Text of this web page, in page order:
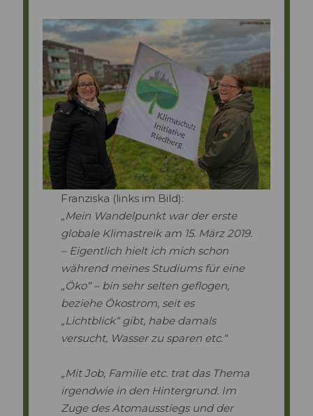
Franziska (links im Bild):
„Mein Wandelpunkt war der erste
globale Klimastreik am 15. März 2019.
– Eigentlich hielt ich mich schon
während meines Studiums für eine
„Öko“ – bin sehr selten geflogen,
beziehe Ökostrom, seit es
„Lichtblick“ gibt, habe damals
versucht, Wasser zu sparen etc.“
„Mit Job, Familie etc. trat das Thema
irgendwie in den Hintergrund. Im
Zuge des Atomausstiegs und der